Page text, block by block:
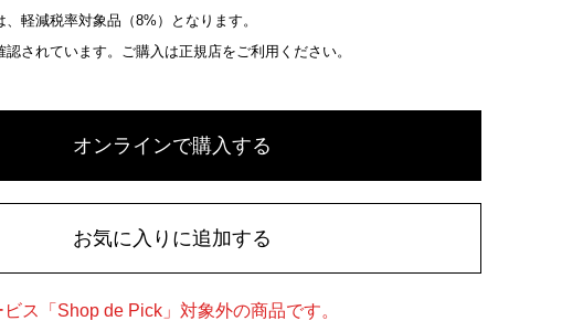
軽減税率対象品（8%）となります。
されています。ご購入は正規店をご利用ください。
オンラインで購入する
お気に入りに追加する
ス「Shop de Pick」対象外の商品です。